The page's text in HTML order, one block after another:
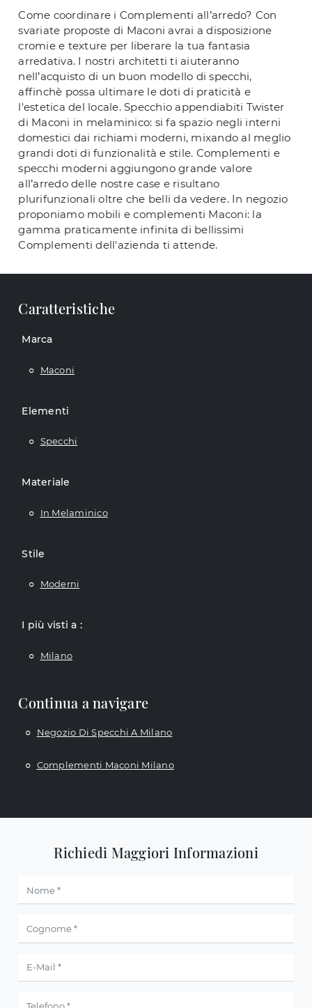
Come coordinare i Complementi all’arredo? Con
svariate proposte di Maconi avrai a disposizione
cromie e texture per liberare la tua fantasia
arredativa. I nostri architetti ti aiuteranno
nell’acquisto di un buon modello di specchi,
affinchè possa ultimare le doti di praticità e
l'estetica del locale. Specchio appendiabiti Twister
di Maconi in melaminico: si fa spazio negli interni
domestici dai richiami moderni, mixando al meglio
grandi doti di funzionalità e stile. Complementi e
specchi moderni aggiungono grande valore
all’arredo delle nostre case e risultano
plurifunzionali oltre che belli da vedere. In negozio
proponiamo mobili e complementi Maconi: la
gamma praticamente infinita di bellissimi
Complementi dell'azienda ti attende.
Caratteristiche
Marca
Maconi
Elementi
Specchi
Materiale
In Melaminico
Stile
Moderni
I più visti a :
Milano
Continua a navigare
Negozio Di Specchi A Milano
Complementi Maconi Milano
Richiedi Maggiori Informazioni